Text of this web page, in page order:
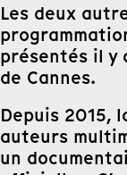
Les deux
présentés il y
de Cannes.
Depuis 2015,
auteurs
un